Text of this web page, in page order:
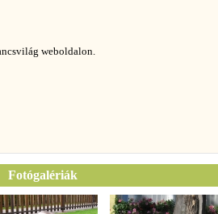
weboldalon.
Fotógalériák